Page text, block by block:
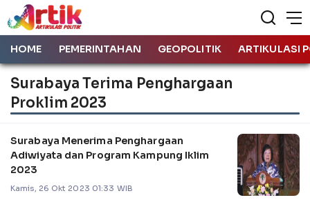
HOME PEMERINTAHAN GEOPOLITIK ARTIKULASI
Surabaya Terima Penghargaan
Proklim 2023
Surabaya Menerima Penghargaan
Adiwiyata dan Program Kampung Iklim
2023
Kamis, 26 Okt 2023 01:33 WIB